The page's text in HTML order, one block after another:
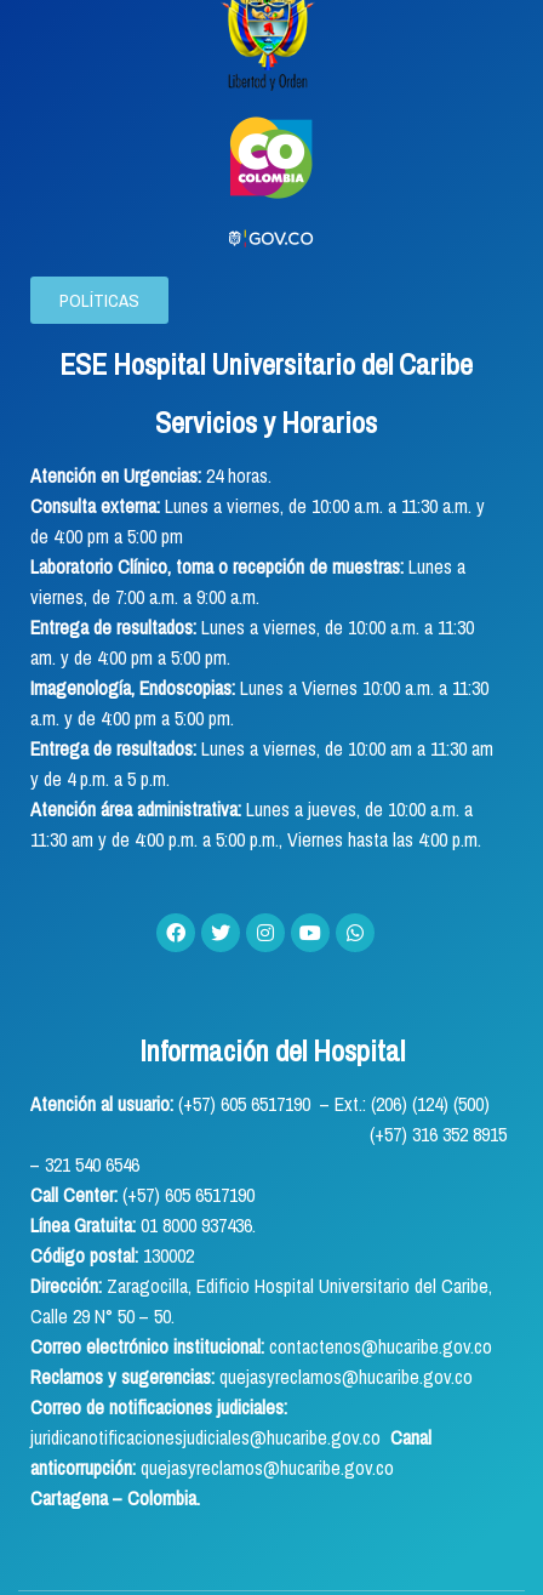
POLÍTICAS
ESE Hospital Universitario del Caribe
Servicios y Horarios
Atención en Urgencias:24 horas.
Consulta externa:Lunes a viernes, de 10:00 a.m. a 11:30 a.m. y
de 4:00 pm a 5:00 pm
Laboratorio Clínico, toma o recepción de muestras:Lunes a
viernes, de 7:00 a.m. a 9:00 a.m.
Entrega de resultados:Lunes a viernes, de 10:00 a.m. a 11:30
am. y de 4:00 pm a 5:00 pm.
Imagenología, Endoscopias:Lunes a Viernes 10:00 a.m. a 11:30
a.m. y de 4:00 pm a 5:00 pm.
Entrega de resultados:Lunes a viernes, de 10:00 am a 11:30 am
y de 4 p.m. a 5 p.m.
Atención área administrativa:Lunes a jueves, de 10:00 a.m. a
11:30 am y de 4:00 p.m. a 5:00 p.m., Viernes hasta las 4:00 p.m.
Información del Hospital
Atención al usuario:(+57) 605 6517190 – Ext.: (206) (124) (500)
(+57) 316 352 8915
– 321 540 6546
Call Center:(+57) 605 6517190
Línea Gratuita:01 8000 937436.
Código postal: 130002
Dirección: Zaragocilla, Edificio Hospital Universitario del Caribe,
Calle 29 N° 50 – 50.
Correo electrónico institucional:contactenos@hucaribe.gov.co
Reclamos y sugerencias:quejasyreclamos@hucaribe.gov.co
Correo de notificaciones judiciales:
juridicanotificacionesjudiciales@hucaribe.gov.co Canal
anticorrupción:quejasyreclamos@hucaribe.gov.co
Cartagena – Colombia.